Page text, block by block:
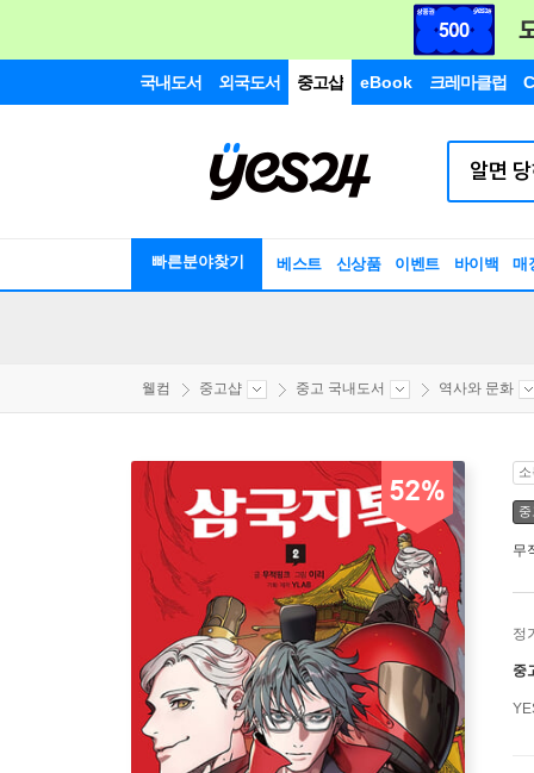
국내도서 외국도서 중고샵 eBook 크레마클럽
빠른분야찾기 베스트 신상품 이벤트 바이백 매
웰컴 중고샵 중고 국내도서 역사와 문화
52%
무
정
중